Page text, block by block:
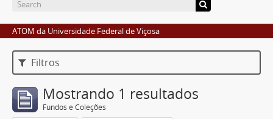
ATOM da Universidade Federal de Viçosa
Filtros
Mostrando 1 resultados
Fundos e Coleções